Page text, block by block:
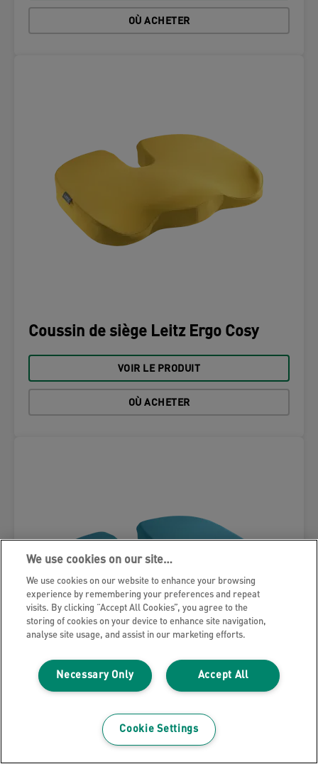
OÙ ACHETER
Coussin de siège Leitz Ergo Cosy
VOIR LE PRODUIT
OÙ ACHETER
Coussin de siège Leitz Ergo Cosy
We use cookies on our site…
We use cookies on our website to enhance your browsing
experience by remembering your preferences and repeat
visits. By clicking “Accept All Cookies”, you agree to the
storing of cookies on your device to enhance site navigation,
analyse site usage, and assist in our marketing efforts.
Accept All
Necessary Only
Cookie Settings